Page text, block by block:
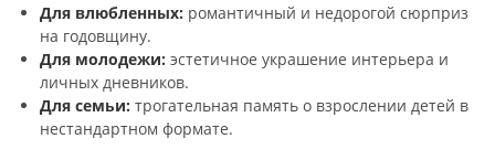
Для влюбленных: романтичный и недорогой сюрприз
на годовщину.
Для молодежи: эстетичное украшение интерьера и
личных дневников.
Для семьи: трогательная память о взрослении детей в
нестандартном формате.